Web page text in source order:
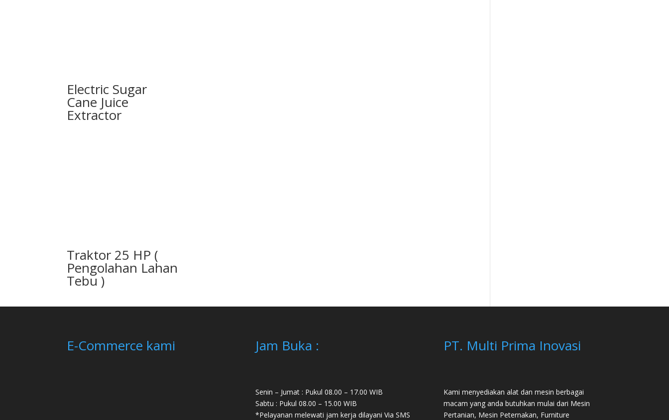
Electric Sugar
Cane Juice
Extractor
Traktor 25 HP (
Pengolahan Lahan
Tebu )
E-Commerce kami Jam Buka :
Senin – Jumat : Pukul 08.00 – 17.00 WIB
Sabtu : Pukul 08.00 – 15.00 WIB
*Pelayanan melewati jam kerja dilayani Via SMS
PT. Multi Prima Inovasi
Kami menyediakan alat dan mesin berbagai
macam yang anda butuhkan mulai dari Mesin
Pertanian, Mesin Peternakan, Furniture